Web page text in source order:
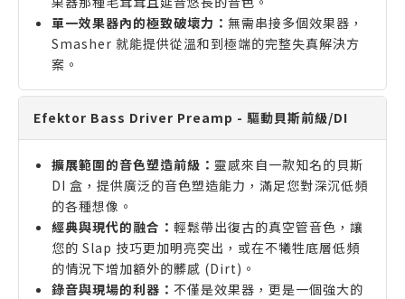
單一效果器內的極致破壞力： 無需串接多個效果器，
Smasher 就能提供從溫和到極端的完整失真解決方
案。
Efektor Bass Driver Preamp - 驅動貝斯前級/DI
擴展範圍的音色塑造前級： 靈感來自一款知名的貝斯
DI 盒，提供廣泛的音色塑造能力，滿足您對深沉低頻
的各種想像。
經典與現代的融合： 輕鬆帶出復古的真空管音色，讓
您的 Slap 技巧更加明亮突出，或在不犧牲底層低頻
的情況下增加額外的髒感 (Dirt)。
錄音與現場的利器： 不僅是效果器，更是一個強大的